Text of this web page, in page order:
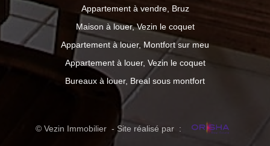
Appartement à vendre, Bruz
Maison à louer, Vezin le coquet
Appartement à louer, Montfort sur meu
Appartement à louer, Vezin le coquet
Bureaux à louer, Breal sous montfort
© Vezin Immobilier - Site réalisé par :